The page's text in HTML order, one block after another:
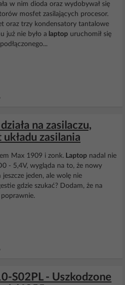
w nim dioda oraz wydobywał się
mosfet zasilających procesor.
oraz trzy kondensatory tantalowe
już nie było a laptop uruchomił się
na zasilaczu,
zasilania
Max 1909 i zonk. Laptop nadal nie
- 5,4V, wygląda na to, że nowy
jeszcze jeden, ale wolę nie
gdzie szukać? Dodam, że na
poprawnie.
S02PL - Uszkodzone